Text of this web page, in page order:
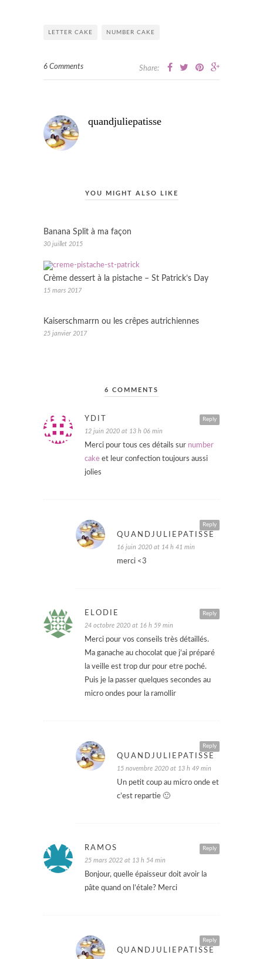
LETTER CAKE NUMBER CAKE
6 Comments Share:
quandjuliepatisse
YOU MIGHT ALSO LIKE
Banana Split à ma façon
30 juillet 2015
Crème dessert à la pistache – St Patrick’s Day
15 mars 2017
Kaiserschmarrn ou les crêpes autrichiennes
25 janvier 2017
6 COMMENTS
Reply
YDIT
12 juin 2020 at 13 h 06 min
Merci pour tous ces détails sur number
cake et leur confection toujours aussi
jolies
Reply
QUANDJULIEPATISSE
16 juin 2020 at 14 h 41 min
merci <3
Reply
ELODIE
24 octobre 2020 at 16 h 59 min
Merci pour vos conseils très détaillés.
Ma ganache au chocolat que j’ai préparé
la veille est trop dur pour etre poché.
Puis je la passer quelques secondes au
micro ondes pour la ramollir
Reply
QUANDJULIEPATISSE
15 novembre 2020 at 13 h 49 min
Un petit coup au micro onde et
c’est repartie 🙂
Reply
RAMOS
25 mars 2022 at 13 h 54 min
Bonjour, quelle épaisseur doit avoir la
pâte quand on l’étale? Merci
Reply
QUANDJULIEPATISSE